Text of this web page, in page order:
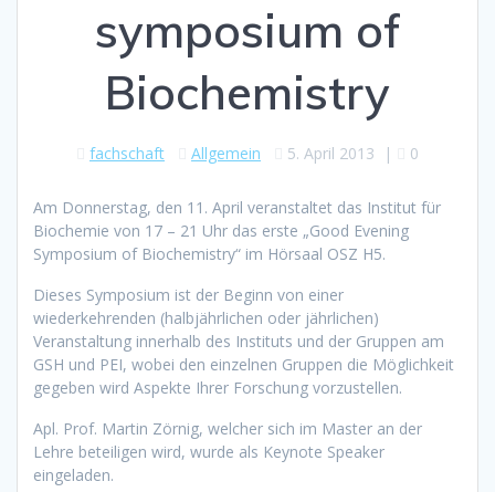
symposium of
Biochemistry
fachschaft Allgemein 5. April 2013 | 0
Am Donnerstag, den 11. April veranstaltet das Institut für
Biochemie von 17 – 21 Uhr das erste „Good Evening
Symposium of Biochemistry“ im Hörsaal OSZ H5.
Dieses Symposium ist der Beginn von einer
wiederkehrenden (halbjährlichen oder jährlichen)
Veranstaltung innerhalb des Instituts und der Gruppen am
GSH und PEI, wobei den einzelnen Gruppen die Möglichkeit
gegeben wird Aspekte Ihrer Forschung vorzustellen.
Apl. Prof. Martin Zörnig, welcher sich im Master an der
Lehre beteiligen wird, wurde als Keynote Speaker
eingeladen.